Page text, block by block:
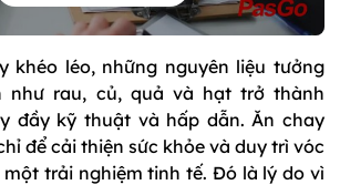
khéo léo, những nguyên liệu tưởng
như rau, củ, quả và hạt trở thành
đầy kỹ thuật và hấp dẫn. Ăn chay
để cải thiện sức khỏe và duy trì vóc
trải nghiệm tinh tế. Đó là lý do vì